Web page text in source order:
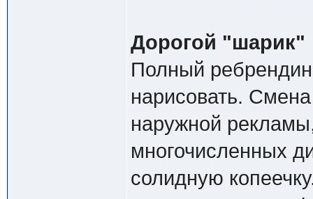
Дорогой "шарик"
Полный
нарисовать.
наружной
многочисленных
солидную